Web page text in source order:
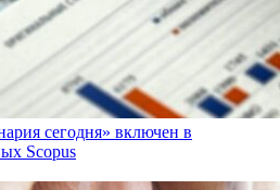
сегодня» включен в
Scopus